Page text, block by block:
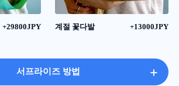
+29800JPY 계절 꽃다발 +13000JPY
서프라이즈 방법 +